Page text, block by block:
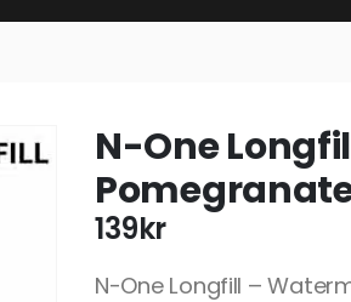
N-One
139kr
N-One Longfill –